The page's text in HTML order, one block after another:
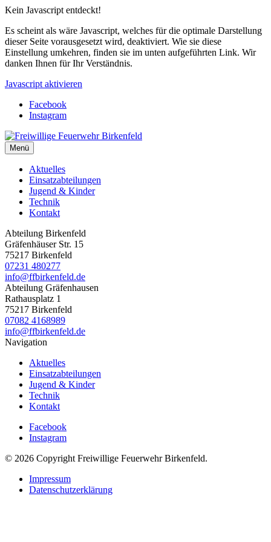
Kein Javascript entdeckt!
Es scheint als wäre Javascript, welches für die optimale Darstellung
dieser Seite vorausgesetzt wird, deaktiviert. Wie sie diese
Einstellung umkehren, finden sie im unten aufgeführten Link. Wir
danken Ihnen für Ihr Verständnis.
Javascript aktivieren
Facebook
Instagram
Menü
Aktuelles
Einsatzabteilungen
Jugend & Kinder
Technik
Kontakt
Abteilung Birkenfeld
Gräfenhäuser Str. 15
75217 Birkenfeld
07231 480277
info@ffbirkenfeld.de
Abteilung Gräfenhausen
Rathausplatz 1
75217 Birkenfeld
07082 4168989
info@ffbirkenfeld.de
Navigation
Aktuelles
Einsatzabteilungen
Jugend & Kinder
Technik
Kontakt
Facebook
Instagram
© 2026 Copyright Freiwillige Feuerwehr Birkenfeld.
Impressum
Datenschutzerklärung